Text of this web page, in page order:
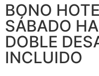
BONO
SÁBADO
DOBLE
INCLUIDO